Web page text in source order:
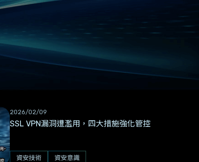
2026/02/09
SSL VPN漏洞遭濫用，四大措施強化管控
資安技術 資安意識